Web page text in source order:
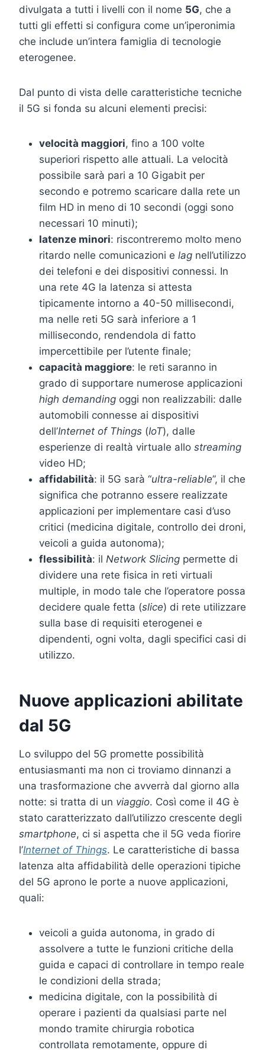
divulgata a tutti i livelli con il nome 5G, che a
tutti gli effetti si configura come un’iperonimia
che include un’intera famiglia di tecnologie
eterogenee.
Dal punto di vista delle caratteristiche tecniche
il 5G si fonda su alcuni elementi precisi:
velocità maggiori, fino a 100 volte
superiori rispetto alle attuali. La velocità
possibile sarà pari a 10 Gigabit per
secondo e potremo scaricare dalla rete un
film HD in meno di 10 secondi (oggi sono
necessari 10 minuti);
latenze minori: riscontreremo molto meno
ritardo nelle comunicazioni e lag nell’utilizzo
dei telefoni e dei dispositivi connessi. In
una rete 4G la latenza si attesta
tipicamente intorno a 40-50 millisecondi,
ma nelle reti 5G sarà inferiore a 1
millisecondo, rendendola di fatto
impercettibile per l’utente finale;
capacità maggiore: le reti saranno in
grado di supportare numerose applicazioni
high demanding oggi non realizzabili: dalle
automobili connesse ai dispositivi
dell’Internet of Things (IoT), dalle
esperienze di realtà virtuale allo streaming
video HD;
affidabilità: il 5G sarà “ultra-reliable”, il che
significa che potranno essere realizzate
applicazioni per implementare casi d’uso
critici (medicina digitale, controllo dei droni,
veicoli a guida autonoma);
flessibilità: il Network Slicing permette di
dividere una rete fisica in reti virtuali
multiple, in modo tale che l’operatore possa
decidere quale fetta (slice) di rete utilizzare
sulla base di requisiti eterogenei e
dipendenti, ogni volta, dagli specifici casi di
utilizzo.
Nuove applicazioni abilitate
dal 5G
Lo sviluppo del 5G promette possibilità
entusiasmanti ma non ci troviamo dinnanzi a
una trasformazione che avverrà dal giorno alla
notte: si tratta di un viaggio. Così come il 4G è
stato caratterizzato dall’utilizzo crescente degli
smartphone, ci si aspetta che il 5G veda fiorire
l’Internet of Things. Le caratteristiche di bassa
latenza alta affidabilità delle operazioni tipiche
del 5G aprono le porte a nuove applicazioni,
quali:
veicoli a guida autonoma, in grado di
assolvere a tutte le funzioni critiche della
guida e capaci di controllare in tempo reale
le condizioni della strada;
medicina digitale, con la possibilità di
operare i pazienti da qualsiasi parte nel
mondo tramite chirurgia robotica
controllata remotamente, oppure di